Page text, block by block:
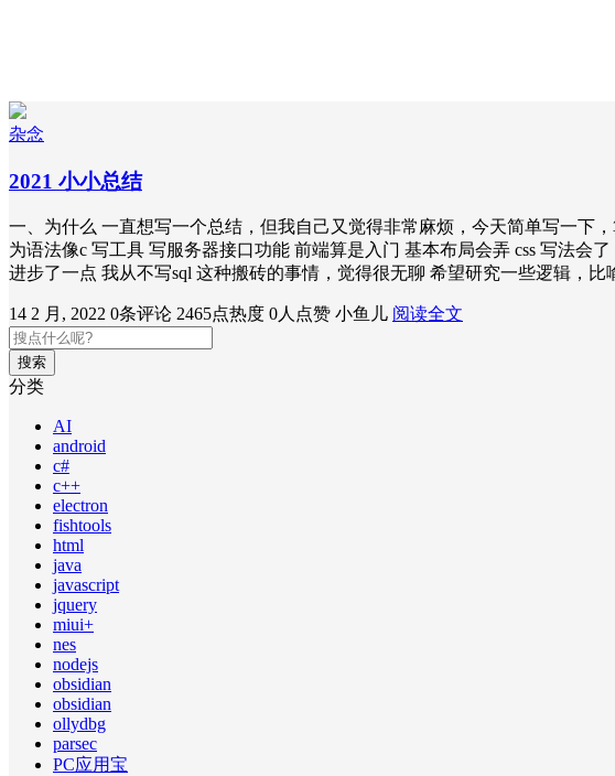
杂念
2021 小小总结
一、为什么 一直想写一个总结，但我自己又觉得非常麻烦，今天简单写一下
为语法像c 写工具 写服务器接口功能 前端算是入门 基本布局会弄 css 写法会
进步了一点 我从不写sql 这种搬砖的事情，觉得很无聊 希望研究一些逻辑，
14 2 月, 2022 0条评论 2465点热度 0人点赞 小鱼儿 阅读全文
搜索
分类
AI
android
c#
c++
electron
fishtools
html
java
javascript
jquery
miui+
nes
nodejs
obsidian
obsidian
ollydbg
parsec
PC应用宝